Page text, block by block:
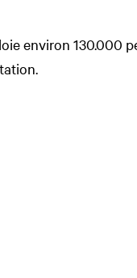
environ 130.000